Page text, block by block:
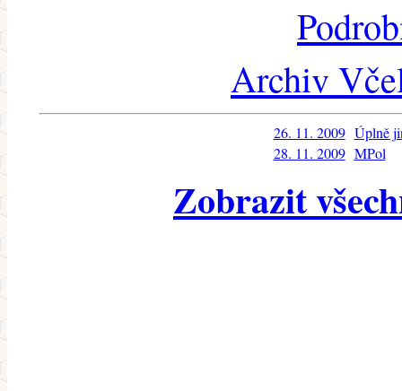
Archiv
26. 11. 2009 Úplně
28. 11. 2009 MPol
Zobrazit